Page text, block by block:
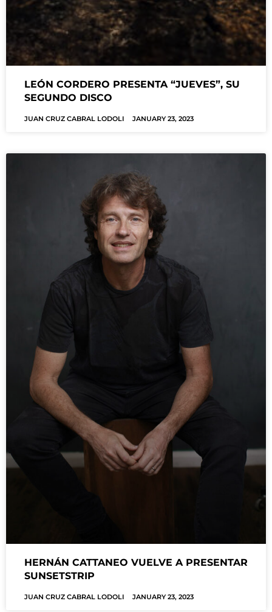
LEÓN CORDERO PRESENTA “JUEVES”, SU
SEGUNDO DISCO
JUAN CRUZ CABRAL LODOLI JANUARY 23, 2023
HERNÁN CATTANEO VUELVE A PRESENTAR
SUNSETSTRIP
JUAN CRUZ CABRAL LODOLI JANUARY 23, 2023